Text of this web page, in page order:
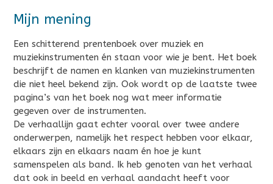
Mijn mening
Een schitterend prentenboek over muziek en
muziekinstrumenten én staan voor wie je bent. Het boek
beschrijft de namen en klanken van muziekinstrumenten
die niet heel bekend zijn. Ook wordt op de laatste twee
pagina’s van het boek nog wat meer informatie
gegeven over de instrumenten.
De verhaallijn gaat echter vooral over twee andere
onderwerpen, namelijk het respect hebben voor elkaar,
elkaars zijn en elkaars naam én hoe je kunt
samenspelen als band. Ik heb genoten van het verhaal
dat ook in beeld en verhaal aandacht heeft voor